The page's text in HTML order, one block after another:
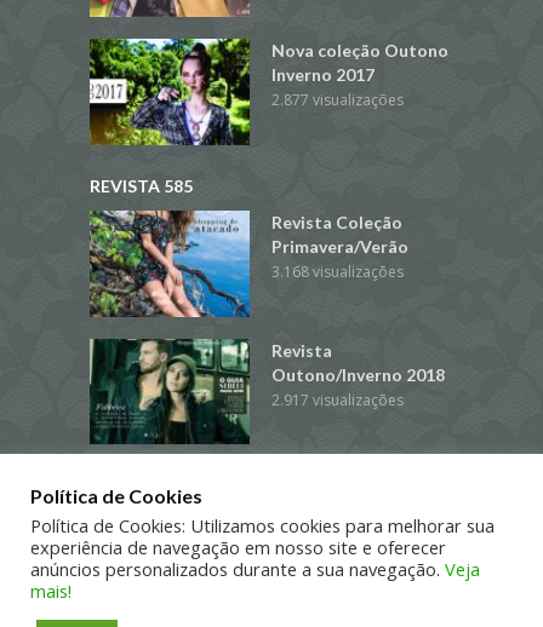
Nova coleção Outono
Inverno 2017
2.877 visualizações
REVISTA 585
Revista Coleção
Primavera/Verão
3.168 visualizações
Revista
Outono/Inverno 2018
2.917 visualizações
2018/2019
2.383 visualizações
Política de Cookies
Política de Cookies: Utilizamos cookies para melhorar sua
experiência de navegação em nosso site e oferecer
anúncios personalizados durante a sua navegação. Veja
mais!